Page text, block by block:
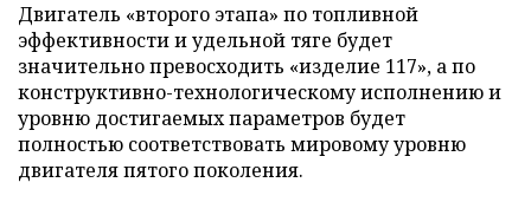
Двигатель «второго этапа» по топливной
эффективности и удельной тяге будет
значительно превосходить «изделие 117», а по
конструктивно-технологическому исполнению и
уровню достигаемых параметров будет
полностью соответствовать мировому уровню
двигателя пятого поколения.